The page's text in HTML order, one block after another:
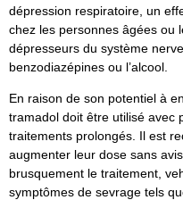
dépression respiratoire, un
chez les personnes âgées ou
dépresseurs du système
benzodiazépines ou l’alcool.
En raison de son potentiel à
tramadol doit être utilisé avec
traitements prolongés. Il est
augmenter leur dose sans
brusquement le traitement,
symptômes de sevrage tels